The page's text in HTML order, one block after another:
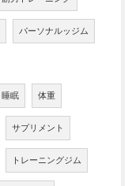
パーソナルッジム
睡眠 体重
サプリメント
トレーニングジム